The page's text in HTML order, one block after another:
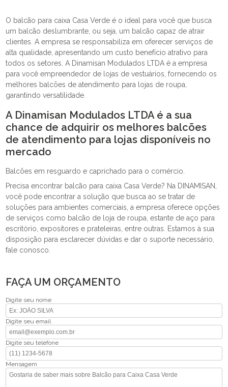
O balcão para caixa Casa Verde é o ideal para você que busca
um balcão deslumbrante, ou seja, um balcão capaz de atrair
clientes. A empresa se responsabiliza em oferecer serviços de
alta qualidade, apresentando um custo benefício atrativo para
todos os setores. A Dinamisan Modulados LTDA é a empresa
para você empreendedor de lojas de vestuários, fornecendo os
melhores balcões de atendimento para lojas de roupa,
garantindo versatilidade.
A Dinamisan Modulados LTDA é a sua
chance de adquirir os melhores balcões
de atendimento para lojas disponíveis no
mercado
Balcões em resguardo e caprichado para o comércio.
Precisa encontrar balcão para caixa Casa Verde? Na DINAMISAN,
você pode encontrar a solução que busca ao se tratar de
soluções para ambientes comerciais, a empresa oferece opções
de serviços como balcão de loja de roupa, estante de aço para
escritório, expositores e prateleiras, entre outras. Estamos à sua
disposição para esclarecer dúvidas e dar o suporte necessário,
fale conosco.
FAÇA UM ORÇAMENTO
Digite seu nome
Digite seu email
Digite seu telefone
Mensagem